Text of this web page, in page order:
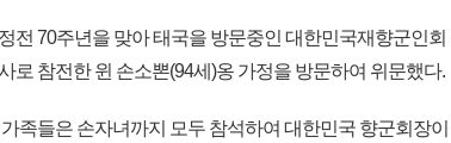
전 70주년을 맞아 태국을 방문중인 대한민국재향군인
로 참전한 윈 손소뽄(94세)옹 가정을 방문하여 위문했다.
족들은 손자녀까지 모두 참석하여 대한민국 향군회장